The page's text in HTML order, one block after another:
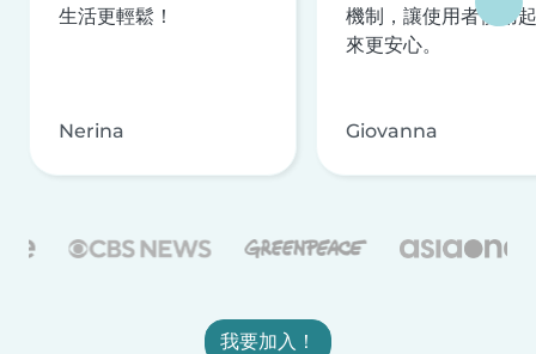
生活更輕鬆！
Nerina
機制，讓使用者使用起
來更安心。
Giovanna
我要加入！